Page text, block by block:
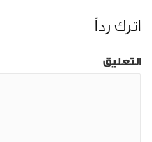
اترك رداً
التعليق